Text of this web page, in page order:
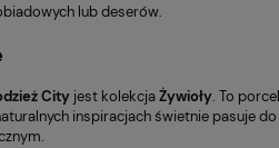
lub deserów.
City jest kolekcjaŻywioły. To
inspiracjach świetnie pasuje do